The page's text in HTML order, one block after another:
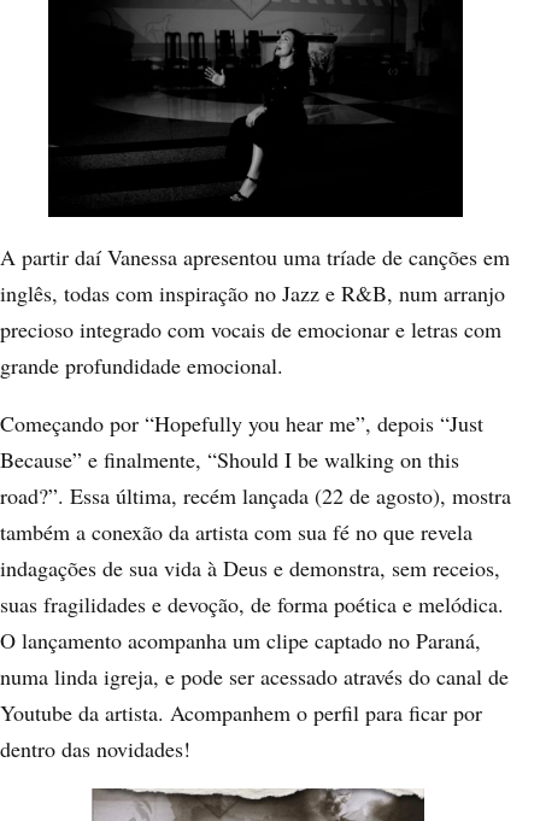
A partir daí Vanessa apresentou uma tríade de canções em
inglês, todas com inspiração no Jazz e R&B, num arranjo
precioso integrado com vocais de emocionar e letras com
grande profundidade emocional.
Começando por “Hopefully you hear me”, depois “Just
Because” e finalmente, “Should I be walking on this
road?”. Essa última, recém lançada (22 de agosto), mostra
também a conexão da artista com sua fé no que revela
indagações de sua vida à Deus e demonstra, sem receios,
suas fragilidades e devoção, de forma poética e melódica.
O lançamento acompanha um clipe captado no Paraná,
numa linda igreja, e pode ser acessado através do canal de
Youtube da artista. Acompanhem o perfil para ficar por
dentro das novidades!